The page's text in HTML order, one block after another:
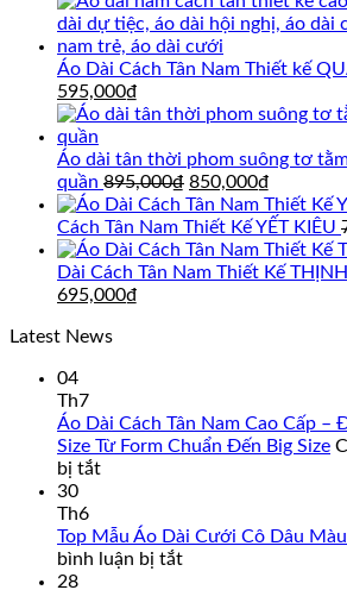
Áo Dài Cách Tân Nam Thiết kế
Giá
gốc
là:
695,000₫.
595,000₫
hiện
là:
595,000₫.
Áo dài tân thời phom suông tơ
quần 895,000₫ Giá
gốc
là:
895,000₫.
850,000₫
hiện
tại
là:
Cách Tân Nam Thiết Kế YẾT KIÊU
Dài Cách Tân Nam Thiết Kế
Giá
là:
695,000₫
Latest News
04
Th7
Áo Dài Cách Tân Nam Cao Cấp –
Size Từ Form Chuẩn Đến Big Size
bị tắtở
Cách
Tân
30
Th6
Top Mẫu Áo Dài Cưới Cô Dâu
bình luận bị tắtở
28